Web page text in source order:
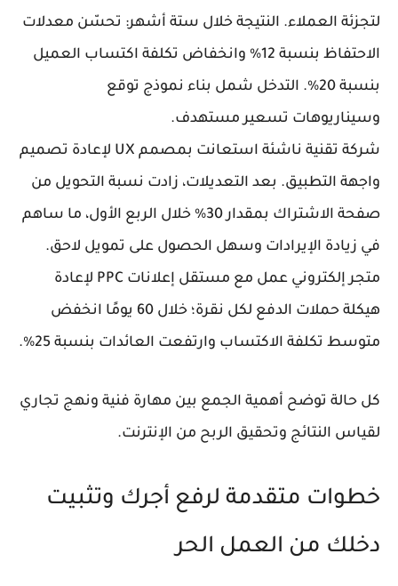
لتجزئة العملاء. النتيجة خلال ستة أشهر: تحسّن معدلات
الاحتفاظ بنسبة 12% وانخفاض تكلفة اكتساب العميل
بنسبة 20%. التدخل شمل بناء نموذج توقع
وسيناريوهات تسعير مستهدف.
شركة تقنية ناشئة استعانت بمصمم UX لإعادة تصميم
واجهة التطبيق. بعد التعديلات، زادت نسبة التحويل من
صفحة الاشتراك بمقدار 30% خلال الربع الأول، ما ساهم
في زيادة الإيرادات وسهل الحصول على تمويل لاحق.
متجر إلكتروني عمل مع مستقل إعلانات PPC لإعادة
هيكلة حملات الدفع لكل نقرة؛ خلال 60 يومًا انخفض
متوسط تكلفة الاكتساب وارتفعت العائدات بنسبة 25%.
كل حالة توضح أهمية الجمع بين مهارة فنية ونهج تجاري
لقياس النتائج وتحقيق الربح من الإنترنت.
خطوات متقدمة لرفع أجرك وتثبيت
دخلك من العمل الحر